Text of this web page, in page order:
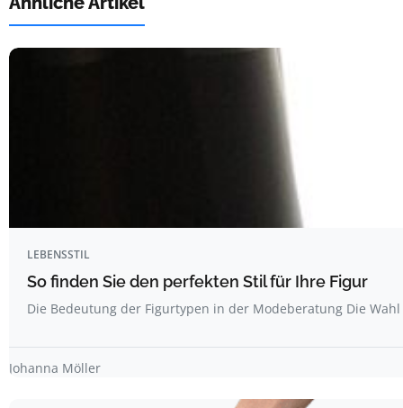
LEBENSSTIL
So finden Sie den perfekten Stil für Ihre Figur
Die Bedeutung der Figurtypen in der Modeberatung Die
Johanna Möller